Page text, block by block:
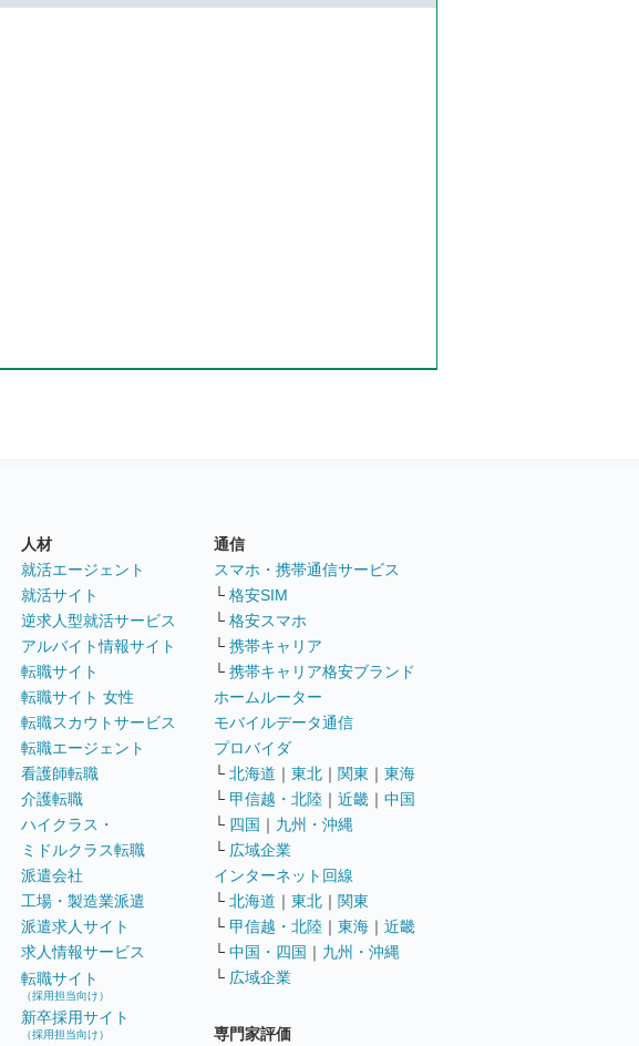
人材
就活エージェント
就活サイト
逆求人型就活サービス
アルバイト情報サイト
転職サイト
転職サイト 女性
転職スカウトサービス
転職エージェント
看護師転職
介護転職
ハイクラス・
ミドルクラス転職
派遣会社
工場・製造業派遣
派遣求人サイト
求人情報サービス
転職サイト
（採用担当向け）
新卒採用サイト
（採用担当向け）
通信
スマホ・携帯通信サービス
└ 格安SIM
└ 格安スマホ
└ 携帯キャリア
└ 携帯キャリア格安ブランド
ホームルーター
モバイルデータ通信
プロバイダ
└ 北海道 ｜ 東北 ｜ 関東 ｜ 東海
└ 甲信越・北陸 ｜ 近畿 ｜ 中国
└ 四国 ｜ 九州・沖縄
└ 広域企業
インターネット回線
└ 北海道 ｜ 東北 ｜ 関東
└ 甲信越・北陸 ｜ 東海 ｜ 近畿
└ 中国・四国 ｜ 九州・沖縄
└ 広域企業
専門家評価